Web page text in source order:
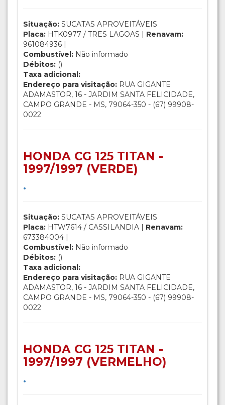
Situação: SUCATAS APROVEITÁVEIS
Placa: HTK0977 / TRES LAGOAS | Renavam:
961084936 |
Combustível: Não informado
Débitos: ()
Taxa adicional:
Endereço para visitação: RUA GIGANTE
ADAMASTOR, 16 - JARDIM SANTA FELICIDADE,
CAMPO GRANDE - MS, 79064-350 - (67) 99908-
0022
HONDA CG 125 TITAN -
1997/1997 (VERDE)
.
Situação: SUCATAS APROVEITÁVEIS
Placa: HTW7614 / CASSILANDIA | Renavam:
673384004 |
Combustível: Não informado
Débitos: ()
Taxa adicional:
Endereço para visitação: RUA GIGANTE
ADAMASTOR, 16 - JARDIM SANTA FELICIDADE,
CAMPO GRANDE - MS, 79064-350 - (67) 99908-
0022
HONDA CG 125 TITAN -
1997/1997 (VERMELHO)
.